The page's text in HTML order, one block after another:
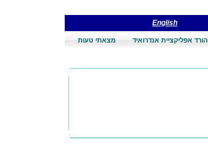
English
הורד אפליקציית אנדרואיד מצאתי טעות